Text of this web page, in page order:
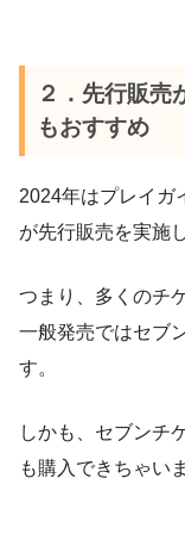
２．先行販売
もおすすめ
2024年はプレイガ
が先行販売を実施
つまり、多くのチ
一般発売ではセブ
す。
しかも、セブンチ
も購入できちゃい